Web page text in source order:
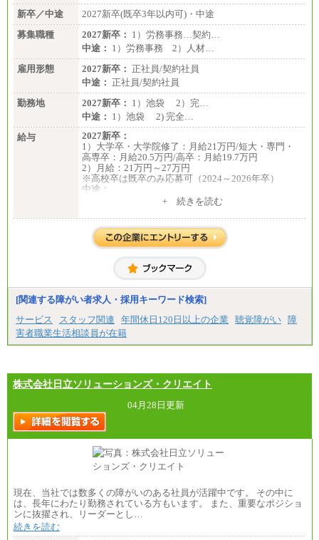
新卒／中途
2027新卒(既卒3年以内可)・中途
募集職種
2027新卒： 1）労務事務…契約…
中途： 1）労務事務 2）人材…
雇用形態
2027新卒： 正社員/契約社員
中途： 正社員/契約社員
勤務地
2027新卒： 1）池袋 2）完…
中途： 1）池袋 2) 完全…
給与
2027新卒：
1）大学卒・大学院修了：月給21万円/短大・専門・
高専卒：月給20.5万円/高卒：月給19.7万円
2）月給：21万円～27万円
※高校卒は既卒のみ応募可（2024～2026年卒）
中途：
1）月給：21万円～25万円+ 続きを読む
[関連する障がい者求人・採用キーワード検索]
サービス
スタッフ関連 年間休日120日以上の企業 聴覚障がい 障
害者職業生活相談員が在籍
株式会社日立ソリューションズ・クリエイト
04月28日更新
現在、当社では数多くの障がいのある社員が活躍中です。 その中に
は、長年にわたり勤務されている方もいます。 また、重要なポジショ
ンに抜擢され、リーダーとし…
続きを読む